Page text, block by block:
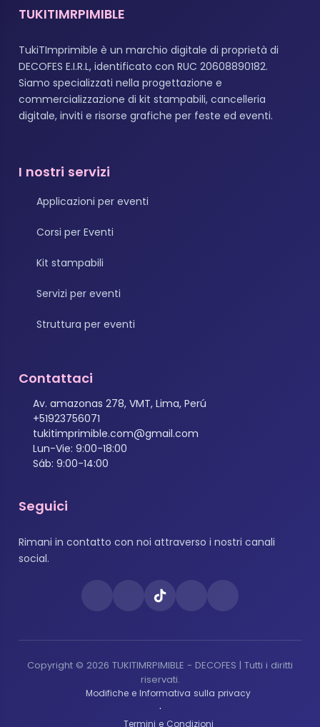
TUKITIMRPIMIBLE
TukiTImprimible è un marchio digitale di proprietà di
DECOFES E.I.R.L, identificato con RUC 20608890182.
Siamo specializzati nella progettazione e
commercializzazione di kit stampabili, cancelleria
digitale, inviti e risorse grafiche per feste ed eventi.
I nostri servizi
Applicazioni per eventi
Corsi per Eventi
Kit stampabili
Servizi per eventi
Struttura per eventi
Contattaci
Av. amazonas 278, VMT, Lima, Perú
+51923756071
tukitimprimible.com@gmail.com
Lun-Vie: 9:00-18:00
Sáb: 9:00-14:00
Seguici
Rimani in contatto con noi attraverso i nostri canali
social.
Copyright © 2026 TUKITIMRPIMIBLE - DECOFES | Tutti i diritti
riservati.
Modifiche e Informativa sulla privacy
·
Termini e Condizioni